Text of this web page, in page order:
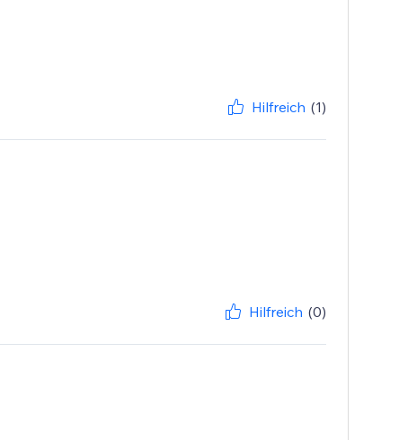
Hilfreich (1)
Hilfreich (0)